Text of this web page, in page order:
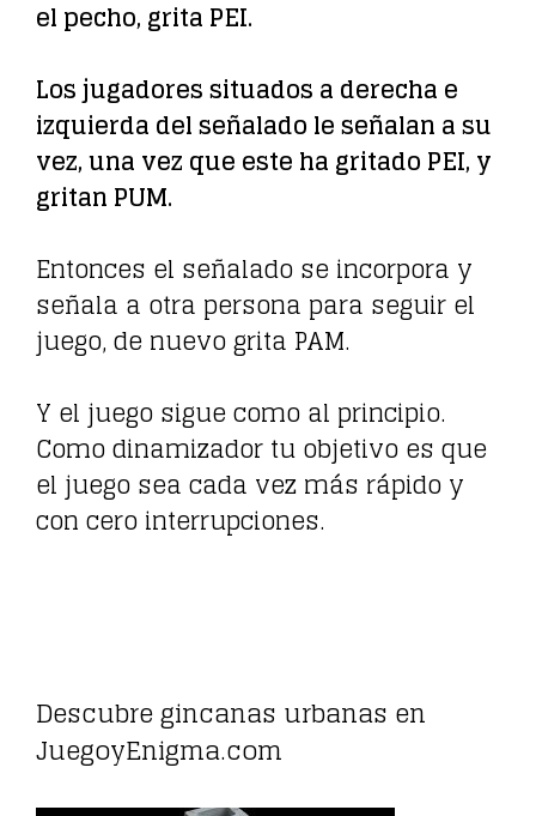
el pecho, grita PEI.
Los jugadores situados a derecha e
izquierda del señalado le señalan a su
vez, una vez que este ha gritado PEI, y
gritan PUM.
Entonces el señalado se incorpora y
señala a otra persona para seguir el
juego, de nuevo grita PAM.
Y el juego sigue como al principio.
Como dinamizador tu objetivo es que
el juego sea cada vez más rápido y
con cero interrupciones.
Descubre gincanas urbanas en
JuegoyEnigma.com